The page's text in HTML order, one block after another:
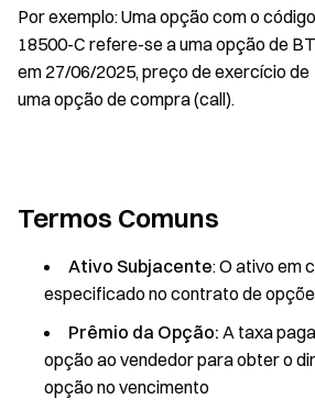
Por exemplo: Uma opção com o
18500-C refere-se a uma opção de
em 27/06/2025, preço de exercício de
uma opção de compra (call).
Termos Comuns
Ativo Subjacente: O ativo em
especificado no contrato de
Prêmio da Opção: A taxa
opção ao vendedor para obter o
opção no vencimento